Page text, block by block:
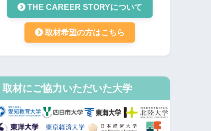
THE CAREER STORYについて
取材希望の方はこちら
取材にご協力いただいた大学